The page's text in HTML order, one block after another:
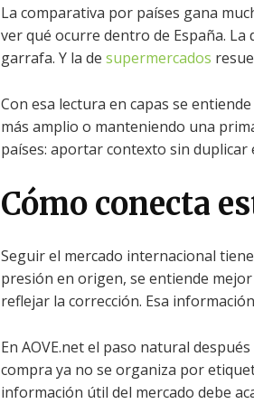
La comparativa por países gana
ver qué ocurre dentro de España. La
garrafa. Y la de supermercados
Con esa lectura en capas se
más amplio o manteniendo una
países: aportar contexto sin duplicar
Cómo conecta
Seguir el mercado internacional
presión en origen, se entiende
reflejar la corrección. Esa
En AOVE.net el paso natural
compra ya no se organiza por
información útil del mercado debe